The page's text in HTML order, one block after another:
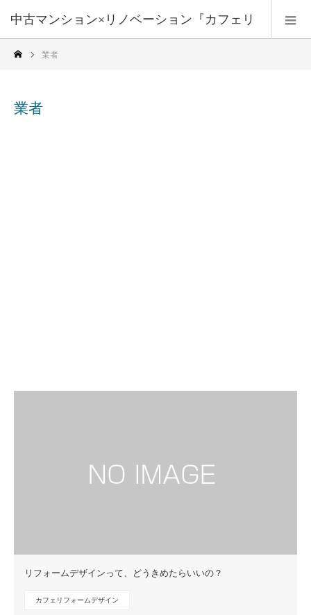
中古マンション×リノベーション『カフェリ
フォーム』
業者
業者
リフォームデザインって、どうきめたらいいの？
カフェリフォームデザイン